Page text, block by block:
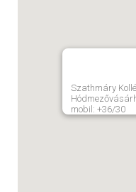
Szathmáry
mobil: +36/30